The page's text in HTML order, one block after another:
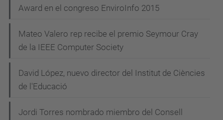
Award en el congreso EnviroInfo 2015
Mateo Valero rep recibe el premio Seymour Cray
de la IEEE Computer Society
David López, nuevo director del Institut de Ciències
de l'Educació
Jordi Torres nombrado miembro del Consell